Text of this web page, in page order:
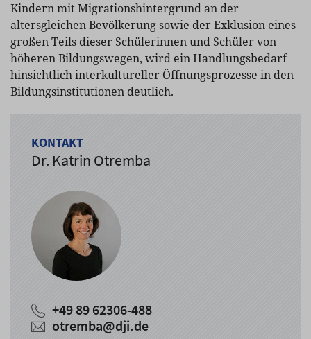
Kindern mit Migrationshintergrund an der
altersgleichen Bevölkerung sowie der Exklusion eines
großen Teils dieser Schülerinnen und Schüler von
höheren Bildungswegen, wird ein Handlungsbedarf
hinsichtlich interkultureller Öffnungsprozesse in den
Bildungsinstitutionen deutlich.
KONTAKT
Dr. Katrin Otremba
+49 89 62306-488
otremba@dji.de